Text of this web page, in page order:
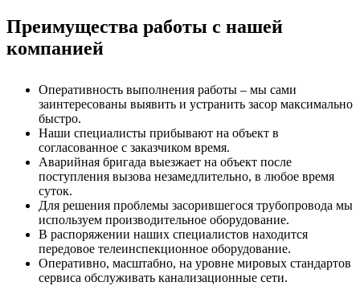
Преимущества работы с нашей
компанией
Оперативность выполнения работы – мы сами
заинтересованы выявить и устранить засор максимально
быстро.
Наши специалисты прибывают на объект в
согласованное с заказчиком время.
Аварийная бригада выезжает на объект после
поступления вызова незамедлительно, в любое время
суток.
Для решения проблемы засорившегося трубопровода мы
используем производительное оборудование.
В распоряжении наших специалистов находится
передовое телеинспекционное оборудование.
Оперативно, масштабно, на уровне мировых стандартов
сервиса обслуживать канализационные сети.